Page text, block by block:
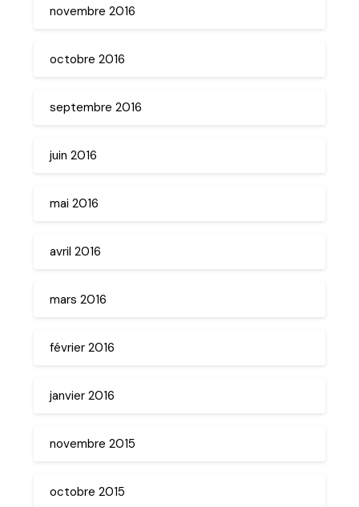
novembre 2016
octobre 2016
septembre 2016
juin 2016
mai 2016
avril 2016
mars 2016
février 2016
janvier 2016
novembre 2015
octobre 2015